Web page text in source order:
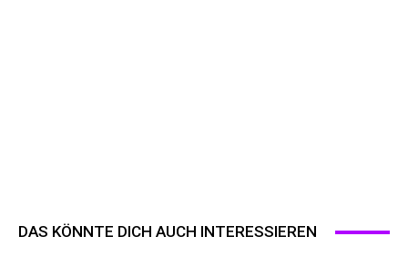
DAS KÖNNTE DICH AUCH INTERESSIEREN